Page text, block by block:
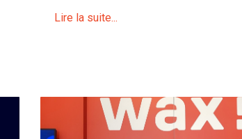
Lire la suite...